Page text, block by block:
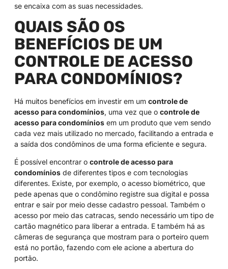
se encaixa com as suas necessidades.
QUAIS SÃO OS
BENEFÍCIOS DE UM
CONTROLE DE ACESSO
PARA CONDOMÍNIOS?
Há muitos benefícios em investir em um controle de
acesso para condomínios, uma vez que o controle de
acesso para condomínios em um produto que vem sendo
cada vez mais utilizado no mercado, facilitando a entrada e
a saída dos condôminos de uma forma eficiente e segura.
É possível encontrar o controle de acesso para
condomínios de diferentes tipos e com tecnologias
diferentes. Existe, por exemplo, o acesso biométrico, que
pede apenas que o condômino registre sua digital e possa
entrar e sair por meio desse cadastro pessoal. Também o
acesso por meio das catracas, sendo necessário um tipo de
cartão magnético para liberar a entrada. E também há as
câmeras de segurança que mostram para o porteiro quem
está no portão, fazendo com ele acione a abertura do
portão.